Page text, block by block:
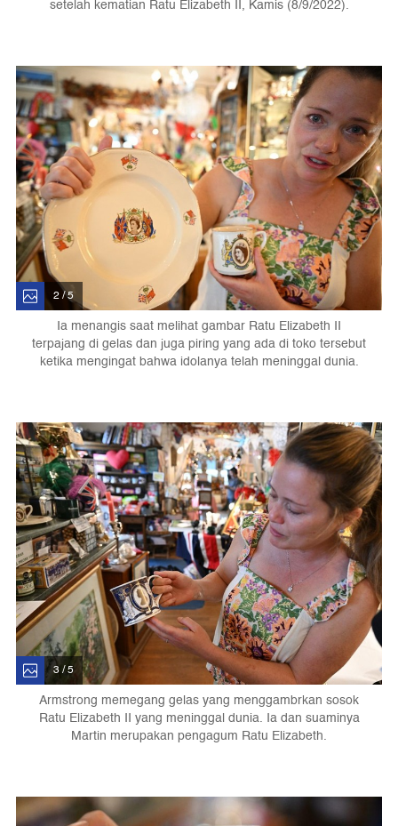
setelah kematian Ratu Elizabeth II, Kamis (8/9/2022).
2 / 5
Ia menangis saat melihat gambar Ratu Elizabeth II
terpajang di gelas dan juga piring yang ada di toko tersebut
ketika mengingat bahwa idolanya telah meninggal dunia.
3 / 5
Armstrong memegang gelas yang menggambrkan sosok
Ratu Elizabeth II yang meninggal dunia. Ia dan suaminya
Martin merupakan pengagum Ratu Elizabeth.